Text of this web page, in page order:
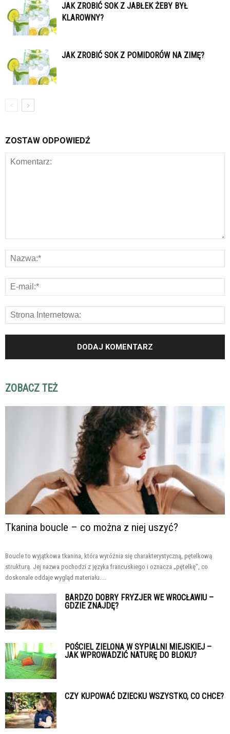
JAK ZROBIĆ SOK Z JABŁEK ŻEBY BYŁ
KLAROWNY?
JAK ZROBIĆ SOK Z POMIDORÓW NA ZIMĘ?
ZOSTAW ODPOWIEDŹ
ZOBACZ TEŻ
Tkanina boucle – co można z niej uszyć?
Boucle to wyjątkowa tkanina, która wyróżnia się charakterystyczną, pętelkową
strukturą. Jej nazwa pochodzi z języka francuskiego i oznacza „pętelkę”, co
doskonale oddaje wygląd materiału....
BARDZO DOBRY FRYZJER WE WROCŁAWIU –
GDZIE ZNAJDĘ?
POŚCIEL ZIELONA W SYPIALNI MIEJSKIEJ –
JAK WPROWADZIĆ NATURĘ DO BLOKU?
CZY KUPOWAĆ DZIECKU WSZYSTKO, CO CHCE?